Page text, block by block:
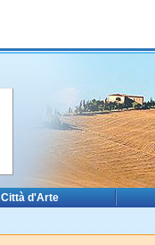
Città d'Arte